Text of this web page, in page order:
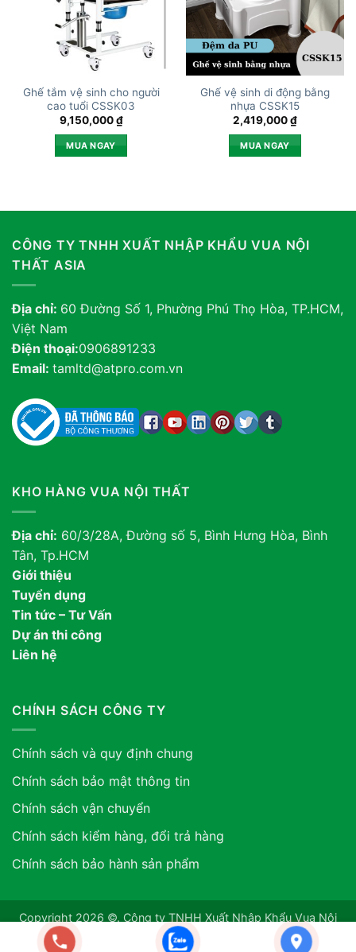
Ghế tắm vệ sinh cho người
cao tuổi CSSK03
9,150,000₫
MUA NGAY
Ghế vệ sinh di động bằng
nhựa CSSK15
2,419,000₫
MUA NGAY
CÔNG TY TNHH XUẤT NHẬP KHẨU VUA NỘI
THẤT ASIA
Địa chỉ: 60 Đường Số 1, Phường Phú Thọ Hòa, TP.HCM,
Việt Nam
Điện thoại:0906891233
Email: tamltd@atpro.com.vn
KHO HÀNG VUA NỘI THẤT
Địa chỉ: 60/3/28A, Đường số 5, Bình Hưng Hòa, Bình
Tân, Tp.HCM
Giới thiệu
Tuyển dụng
Tin tức – Tư Vấn
Dự án thi công
Liên hệ
CHÍNH SÁCH CÔNG TY
Chính sách và quy định chung
Chính sách bảo mật thông tin
Chính sách vận chuyển
Chính sách kiểm hàng, đổi trả hàng
Chính sách bảo hành sản phẩm
Copyright 2026 ©. Công ty TNHH Xuất Nhập Khẩu Vua Nội
Thất ASIA. GPDKKD: 0318507634 do sở KH & ĐT TP.HCM